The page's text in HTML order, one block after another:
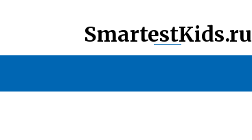
SmartestKids.ru